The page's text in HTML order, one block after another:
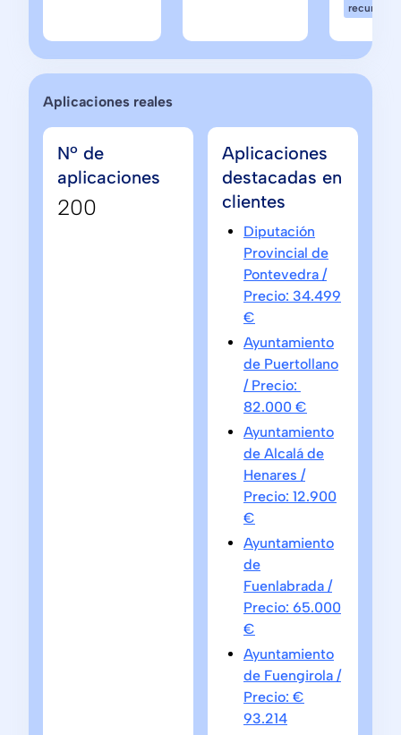
recurrente
Aplicaciones reales
Nº de
aplicaciones
200
Aplicaciones
destacadas en
clientes
Diputación
Provincial de
Pontevedra /
Precio: 34.499
€
Ayuntamiento
de Puertollano
/ Precio:
82.000 €
Ayuntamiento
de Alcalá de
Henares /
Precio: 12.900
€
Ayuntamiento
de
Fuenlabrada /
Precio: 65.000
€
Ayuntamiento
de Fuengirola /
Precio: €
93.214